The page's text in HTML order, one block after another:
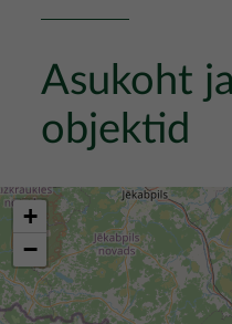
Asukoht
objektid
+
−